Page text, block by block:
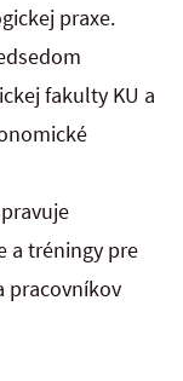
praxe.
fakulty KU a
a tréningy pre
pracovníkov